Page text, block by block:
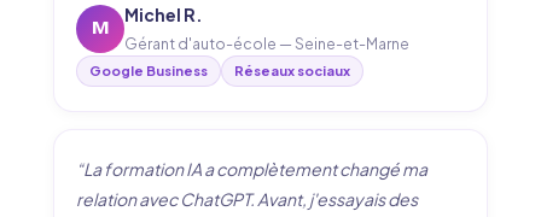
M
Michel R.
Gérant d'auto-école — Seine-et-Marne
Google Business Réseaux sociaux
“La formation IA a complètement changé ma
relation avec ChatGPT. Avant, j'essayais des